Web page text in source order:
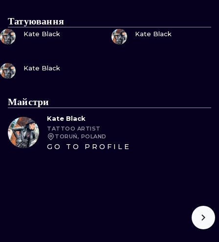
АФІНИ БУДАПЕШТ
Татуювання
ПОДИВИСЬ
Kate Black
ПОДИВИСЬ
Kate Black
Kate Black
Майстри
Kate Black
TATTOO ARTIST
TORUŃ, POLAND
GO TO PROFILE